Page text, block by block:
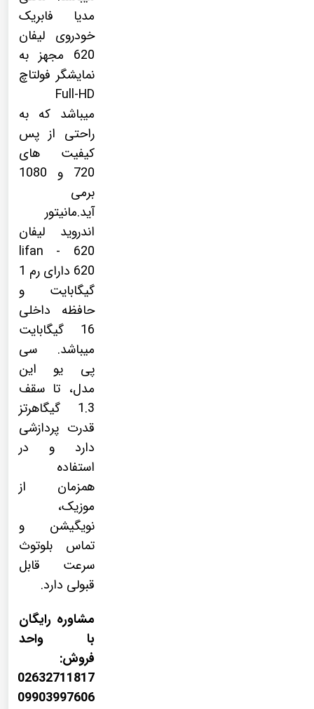
مدیا فابریک
خودروی لیفان
620 مجهز به
نمایشگر فولتاچ
Full-HD
میباشد که به
راحتی از پس
کیفیت های
720 و 1080
برمی
آید.مانیتور
اندروید لیفان
620 - lifan
620 دارای رم 1
گیگابایت و
حافظه داخلی
16 گیگابایت
میباشد. سی
پی یو این
مدل، تا سقف
1.3 گیگاهرتز
قدرت پردازشی
دارد و در
استفاده
همزمان از
موزیک،
نویگیشن و
تماس بلوتوث
سرعت قابل
قبولی دارد.
مشاوره رایگان
با واحد
فروش:
02632711817
09903997606